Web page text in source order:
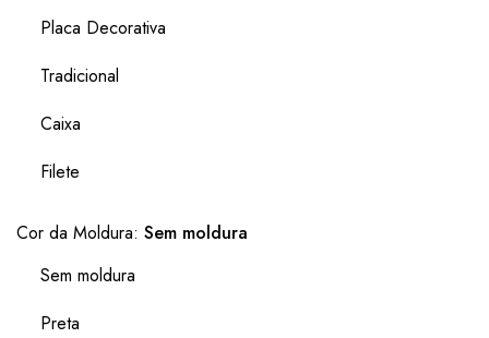
Placa Decorativa
Tradicional
Caixa
Filete
Cor da Moldura: Sem moldura
Sem moldura
Preta